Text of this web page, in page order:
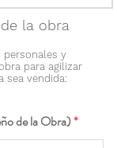
la obra
personales y
para agilizar
sea vendida:
de la Obra)